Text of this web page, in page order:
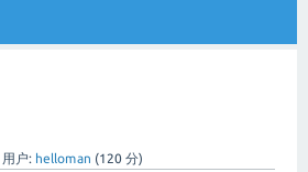
用户: helloman (120 分)